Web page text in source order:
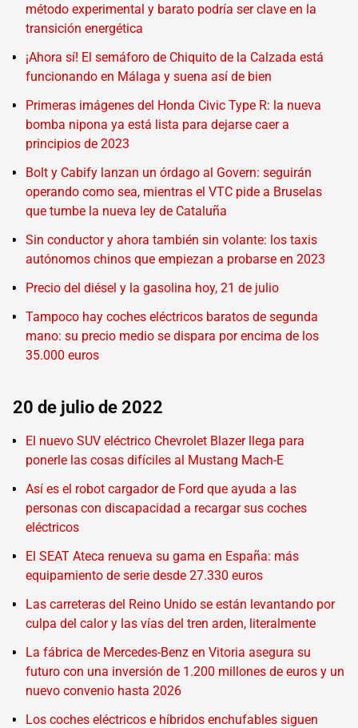
método experimental y barato podría ser clave en la
transición energética
¡Ahora sí! El semáforo de Chiquito de la Calzada está
funcionando en Málaga y suena así de bien
Primeras imágenes del Honda Civic Type R: la nueva
bomba nipona ya está lista para dejarse caer a
principios de 2023
Bolt y Cabify lanzan un órdago al Govern: seguirán
operando como sea, mientras el VTC pide a Bruselas
que tumbe la nueva ley de Cataluña
Sin conductor y ahora también sin volante: los taxis
autónomos chinos que empiezan a probarse en 2023
Precio del diésel y la gasolina hoy, 21 de julio
Tampoco hay coches eléctricos baratos de segunda
mano: su precio medio se dispara por encima de los
35.000 euros
20 de julio de 2022
El nuevo SUV eléctrico Chevrolet Blazer llega para
ponerle las cosas difíciles al Mustang Mach-E
Así es el robot cargador de Ford que ayuda a las
personas con discapacidad a recargar sus coches
eléctricos
El SEAT Ateca renueva su gama en España: más
equipamiento de serie desde 27.330 euros
Las carreteras del Reino Unido se están levantando por
culpa del calor y las vías del tren arden, literalmente
La fábrica de Mercedes-Benz en Vitoria asegura su
futuro con una inversión de 1.200 millones de euros y un
nuevo convenio hasta 2026
Los coches eléctricos e híbridos enchufables siguen